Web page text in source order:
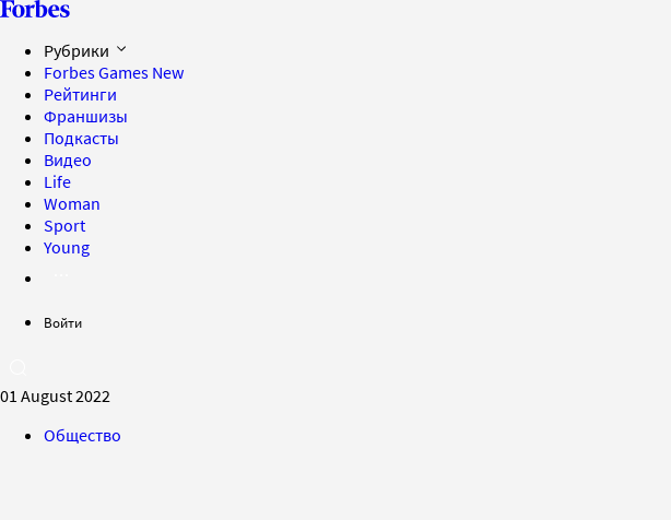
Рубрики
Forbes Games New
Рейтинги
Франшизы
Подкасты
Видео
Life
Woman
Sport
Young
Войти
01 August 2022
Общество